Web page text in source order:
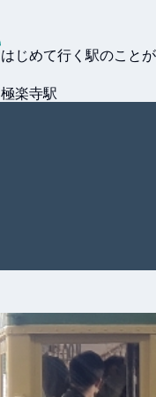
はじめて行く駅のこと
極楽寺駅